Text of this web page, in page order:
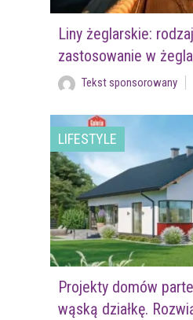
Liny żeglarskie:
zastosowanie w
Tekst sponsorowany
LIFESTYLE
Projekty domów
wąską działkę.